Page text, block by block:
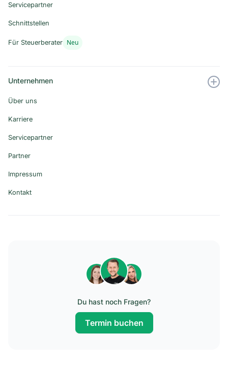
Servicepartner
Schnittstellen
Für Steuerberater Neu
Unternehmen
Über uns
Karriere
Servicepartner
Partner
Impressum
Kontakt
Du hast noch Fragen?
Termin buchen